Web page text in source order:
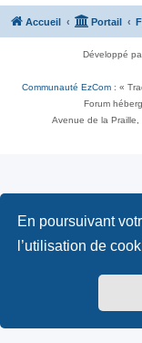
En poursuivant
l’utilisation de
Accueil Portail
Développé
Communauté EzCom : «
Forum
Avenue de la